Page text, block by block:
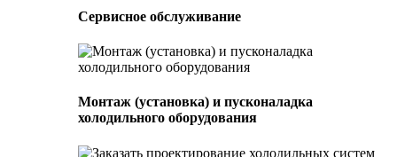
Сервисное обслуживание
Монтаж (установка) и пусконаладка
холодильного оборудования